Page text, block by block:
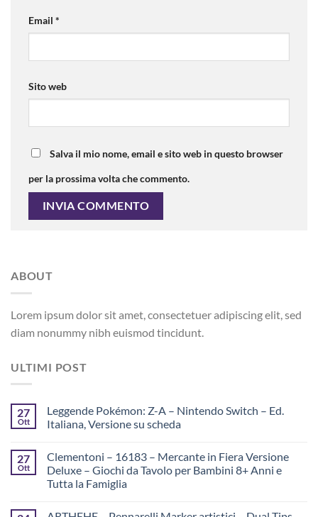
Email *
Sito web
Salva il mio nome, email e sito web in questo browser
per la prossima volta che commento.
ABOUT
Lorem ipsum dolor sit amet, consectetuer adipiscing elit, sed
diam nonummy nibh euismod tincidunt.
ULTIMI POST
27
Ott
Leggende Pokémon: Z-A – Nintendo Switch – Ed.
Italiana, Versione su scheda
27
Ott
Clementoni – 16183 – Mercante in Fiera Versione
Deluxe – Giochi da Tavolo per Bambini 8+ Anni e
Tutta la Famiglia